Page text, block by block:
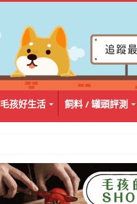
毛孩好生活 飼料 / 罐頭評測